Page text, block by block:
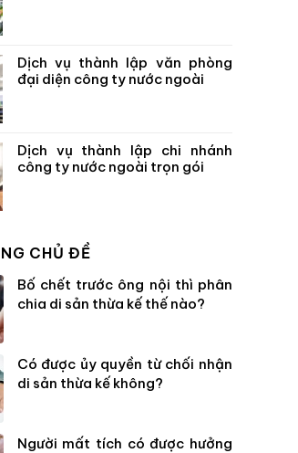
Dịch vụ thành lập văn phòng
đại diện công ty nước ngoài
Dịch vụ thành lập chi nhánh
công ty nước ngoài trọn gói
CHỦ ĐỀ
Bố chết trước ông nội thì phân
chia di sản thừa kế thế nào?
Có được ủy quyền từ chối nhận
di sản thừa kế không?
Người mất tích có được hưởng